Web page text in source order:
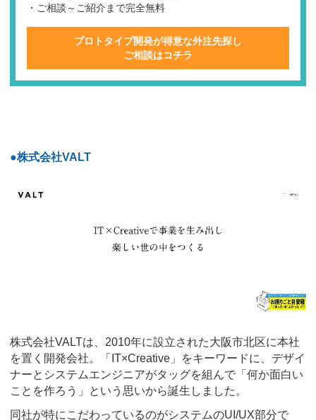
・ご相談～ご紹介まで完全無料
プロトタイプ開発が得意な外注先探し
ご相談はコチラ
●株式会社VALT
株式会社VALTは、2010年に設立された大阪市北区に本社
を置く開発会社。「IT×Creative」をキーワードに、デザイ
ナーとシステムエンジニアがタッグを組んで「何か面白い
ことを作ろう」という思いから誕生しました。
同社が特にこだわっているのがシステムのUI/UX部分で